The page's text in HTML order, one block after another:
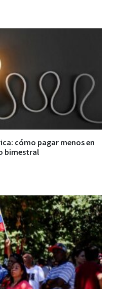
cómo pagar menos en
bimestral